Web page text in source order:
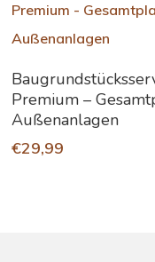
In Den
Premium –
Außenanlagen
€29,99